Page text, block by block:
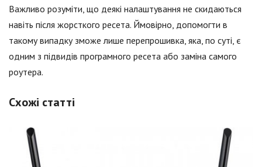
Важливо розуміти, що деякі налаштування не скидаються
навіть після жорсткого ресета. Ймовірно, допомогти в
такому випадку зможе лише перепрошивка, яка, по суті, є
одним з підвидів програмного ресета або заміна самого
роутера.
Схожі статті